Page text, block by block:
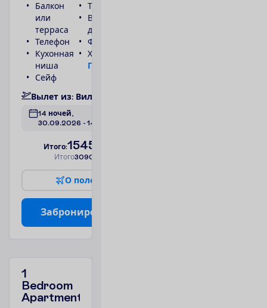
Балкон
или
терраса
Телефон
Кухонная
ниша
Сейф
Туалет
Ванна или
душ
Фен
Холодильник
П
Вылет из: Вил
14 ночей,
30.09.2026 - 14.10.2026
Итого:1545.00
Итого3090.00
О поле
Заброниро
1
Bedroom
Apartment